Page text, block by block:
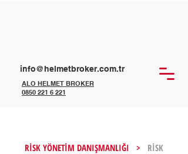
info@helmetbroker.com.tr
ALO HELMET BROKER
0850 221 6 221
RİSK YÖNETİM DANIŞMANLIĞI >
RİSK